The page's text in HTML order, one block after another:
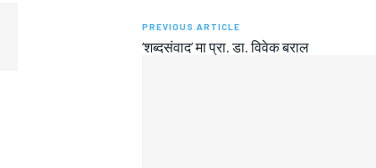
PREVIOUS ARTICLE
‘शब्दसंवाद’ मा प्रा. डा. विवेक बराल